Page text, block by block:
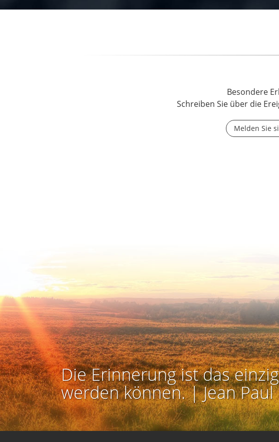
Besondere
Schreiben Sie über die
Melden Sie
Die Erinnerung ist das
werden können. | Jean Paul